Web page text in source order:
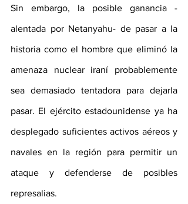
Sin embargo, la posible ganancia -
alentada por Netanyahu- de pasar a la
historia como el hombre que eliminó la
amenaza nuclear iraní probablemente
sea demasiado tentadora para dejarla
pasar. El ejército estadounidense ya ha
desplegado suficientes activos aéreos y
navales en la región para permitir un
ataque y defenderse de posibles
represalias.